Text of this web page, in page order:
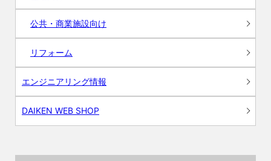
公共・商業施設向け
リフォーム
エンジニアリング情報
DAIKEN WEB SHOP